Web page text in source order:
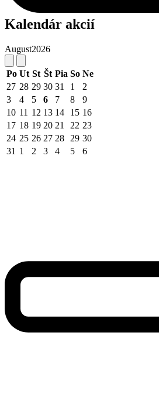
Kalendár akcií
August2026
Po Ut St Št Pia So Ne
27 28 29 30 31 1
2
3
4 5 6 7 8
9
10 11 12 13 14 15 16
17 18 19 20 21 22 23
24 25 26 27 28 29 30
31 1 2 3 4 5 6